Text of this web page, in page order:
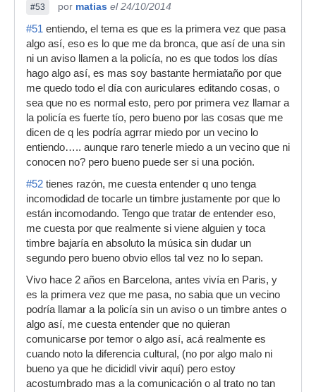
#53 por matias el 24/10/2014
#51 entiendo, el tema es que es la primera vez que pasa
algo así, eso es lo que me da bronca, que así de una sin
ni un aviso llamen a la policía, no es que todos los días
hago algo así, es mas soy bastante hermiataño por que
me quedo todo el día con auriculares editando cosas, o
sea que no es normal esto, pero por primera vez llamar a
la policía es fuerte tío, pero bueno por las cosas que me
dicen de q les podría agrrar miedo por un vecino lo
entiendo….. aunque raro tenerle miedo a un vecino que ni
conocen no? pero bueno puede ser si una poción.
#52 tienes razón, me cuesta entender q uno tenga
incomodidad de tocarle un timbre justamente por que lo
están incomodando. Tengo que tratar de entender eso,
me cuesta por que realmente si viene alguien y toca
timbre bajaría en absoluto la música sin dudar un
segundo pero bueno obvio ellos tal vez no lo sepan.
Vivo hace 2 años en Barcelona, antes vivía en Paris, y
es la primera vez que me pasa, no sabia que un vecino
podría llamar a la policía sin un aviso o un timbre antes o
algo así, me cuesta entender que no quieran
comunicarse por temor o algo así, acá realmente es
cuando noto la diferencia cultural, (no por algo malo ni
bueno ya que he dicididl vivir aquí) pero estoy
acostumbrado mas a la comunicación o al trato no tan